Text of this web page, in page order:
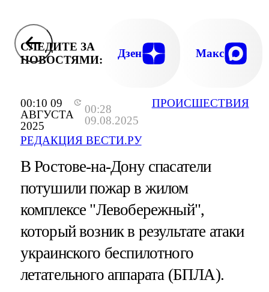
00:10 09
АВГУСТА
2025
00:28
09.08.2025
РЕДАКЦИЯ ВЕСТИ.РУ
ПРОИСШЕСТВИЯ
СЛЕДИТЕ ЗА
НОВОСТЯМИ:
Дзен Макс
В Ростове-на-Дону спасатели
потушили пожар в жилом
комплексе "Левобережный",
который возник в результате атаки
украинского беспилотного
летательного аппарата (БПЛА).